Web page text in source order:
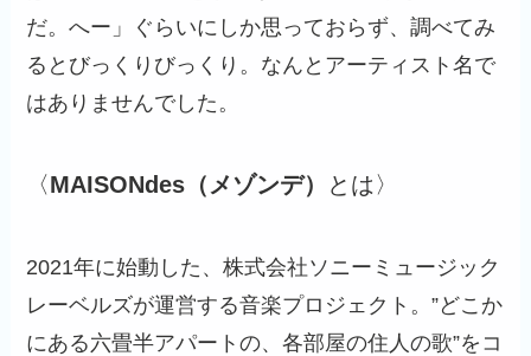
だ。へー」ぐらいにしか思っておらず、調べてみ
るとびっくりびっくり。なんとアーティスト名で
はありませんでした。
〈MAISONdes（メゾンデ） とは〉
2021年に始動した、株式会社ソニーミュージック
レーベルズが運営する音楽プロジェクト。”どこか
にある六畳半アパートの、各部屋の住人の歌”をコ